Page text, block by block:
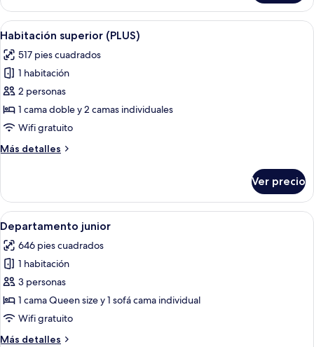
doble
ejecutiva
Abrir
todas
las
fotos
de
Habitación
superior
Habitación de hotel con dos camas,
4
Habitación superior (PLUS)
517 pies cuadrados
1 habitación
2 personas
1 cama doble y 2 camas individuales
Wifi gratuito
Más detalles
Más
superior
(PLUS)
Ver precio
Abrir
todas
las
fotos
de
Departamento
junior
Una habitación de hotel con cama,
6
Departamento junior
646 pies cuadrados
1 habitación
3 personas
1 cama Queen size y 1 sofá cama individual
Wifi gratuito
Más detalles
Más